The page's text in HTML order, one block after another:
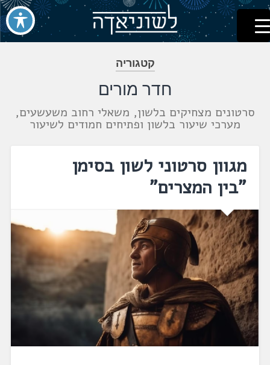
דלג
לתוכן
לשוניאדה
עברית. לשון. שפה
קטגוריה
חדר מורים
סרטונים מצחיקים בלשון, משאלי רחוב משעשעים,
מערכי שיעור בלשון ופתיחים חמודים לשיעור
מגוון סרטוני לשון בסימן
"בין המצרים"